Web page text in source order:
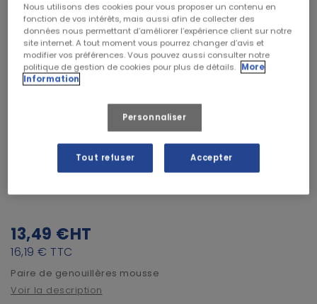
GENOUILLERES MOUSSE INOX
13,49 €HT
16,19 € TTC
Paire de genouillères mousse
Voir la description
Nous utilisons des cookies pour vous proposer un contenu en
fonction de vos intérêts, mais aussi afin de collecter des
données nous permettant d’améliorer l’expérience client sur notre
site internet. A tout moment vous pourrez changer d’avis et
modifier vos préférences. Vous pouvez aussi consulter notre
politique de gestion de cookies pour plus de détails. More
Information
Personnaliser
Tout refuser Accepter